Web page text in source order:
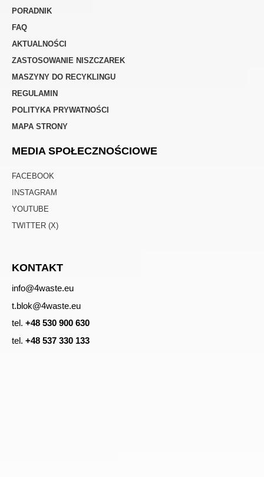
PORADNIK
FAQ
AKTUALNOŚCI
ZASTOSOWANIE NISZCZAREK
MASZYNY DO RECYKLINGU
REGULAMIN
POLITYKA PRYWATNOŚCI
MAPA STRONY
MEDIA SPOŁECZNOŚCIOWE
FACEBOOK
INSTAGRAM
YOUTUBE
TWITTER (X)
KONTAKT
info@4waste.eu
t.blok@4waste.eu
tel. +48 530 900 630
tel. +48 537 330 133